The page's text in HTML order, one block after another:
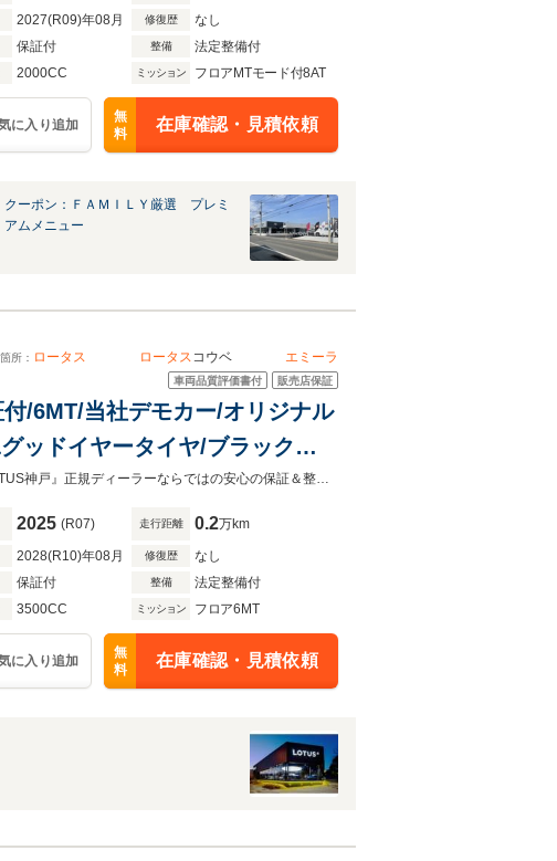
2027(R09)年08月 修復歴 なし
保証付 整備 法定整備付
2000CC ミッション フロアMTモード付8AT
に入り追加
無
料
在庫確認・見積依頼
クーポン：ＦＡＭＩＬＹ厳選 プレミ
アムメニュー
所： ロータス ロータスコウベ エミーラ
車両品質評価書付 販売店保証
/6MT/当社デモカー/オリジナル
ッドイヤータイヤ/ブラックレ
ンチダイヤモンドカットホイジーライオンGROUP運営 兵庫県唯一のLOTUS正規ディーラー『LOTUS神戸』正規ディーラーならではの安心の保証＆整備付/全国納車いたします。
2025 (R07) 走行距離 0.2万km
2028(R10)年08月 修復歴 なし
保証付 整備 法定整備付
3500CC ミッション フロア6MT
に入り追加
無
料
在庫確認・見積依頼